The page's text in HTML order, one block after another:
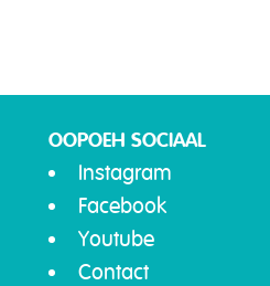
OOPOEH SOCIAAL
Instagram
Facebook
Youtube
Contact